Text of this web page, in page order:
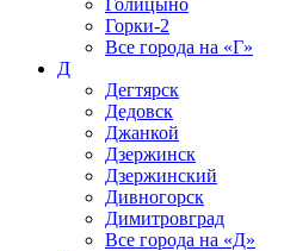
Голицыно
Горки-2
Все города на «Г»
Д
Дегтярск
Дедовск
Джанкой
Дзержинск
Дзержинский
Дивногорск
Димитровград
Все города на «Д»